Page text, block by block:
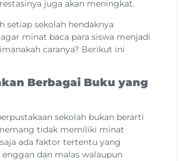
juga akan meningkat.
setiap sekolah hendaknya
minat baca para siswa menjadi
caranya? Berikut ini
Berbagai Buku yang
sekolah bukan berarti
tidak memiliki minat
ada faktor tertentu yang
dan malas walaupun